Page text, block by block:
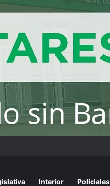
a los cambios en la Ley de Tierras
Interior Policiales